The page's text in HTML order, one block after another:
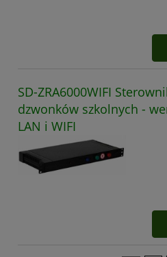
SD-ZRA6000WIFI
dzwonków szkolnych -
LAN i WIFI